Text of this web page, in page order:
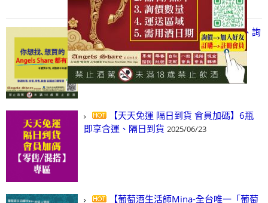
all events
【凡酒問Angels Share】線上選酒、詢
(尋)酒、詢價、零售、批發，看這裡!
2024/03/01
【天天免運 隔日到貨 會員加碼】6瓶
即享含運、隔日到貨 2025/06/23
【葡萄酒生活師Mina-全台唯一「葡萄